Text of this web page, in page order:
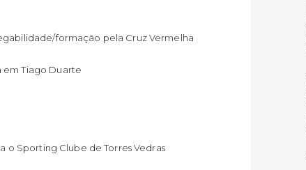
formação pela Cruz Vermelha
Tiago Duarte
o Sporting Clube de Torres Vedras